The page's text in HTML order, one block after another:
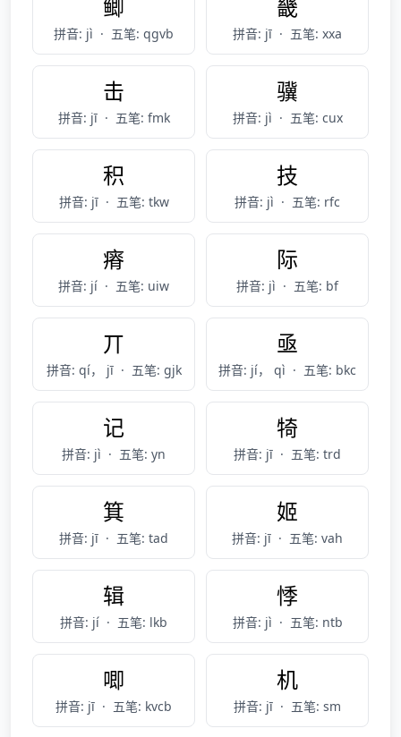
鲫
拼音: jì · 五笔: qgvb
畿
拼音: jī · 五笔: xxa
击
拼音: jī · 五笔: fmk
骥
拼音: jì · 五笔: cux
积
拼音: jī · 五笔: tkw
技
拼音: jì · 五笔: rfc
瘠
拼音: jí · 五笔: uiw
际
拼音: jì · 五笔: bf
丌
拼音: qí， jī · 五笔: gjk
亟
拼音: jí， qì · 五笔: bkc
记
拼音: jì · 五笔: yn
犄
拼音: jī · 五笔: trd
箕
拼音: jī · 五笔: tad
姬
拼音: jī · 五笔: vah
辑
拼音: jí · 五笔: lkb
悸
拼音: jì · 五笔: ntb
唧
拼音: jī · 五笔: kvcb
机
拼音: jī · 五笔: sm